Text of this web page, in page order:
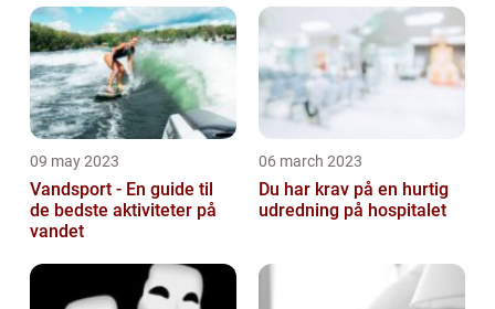
selv'ere
09 may 2023
Vandsport - En guide til
de bedste aktiviteter på
vandet
06 march 2023
Du har krav på en hurtig
udredning på hospitalet